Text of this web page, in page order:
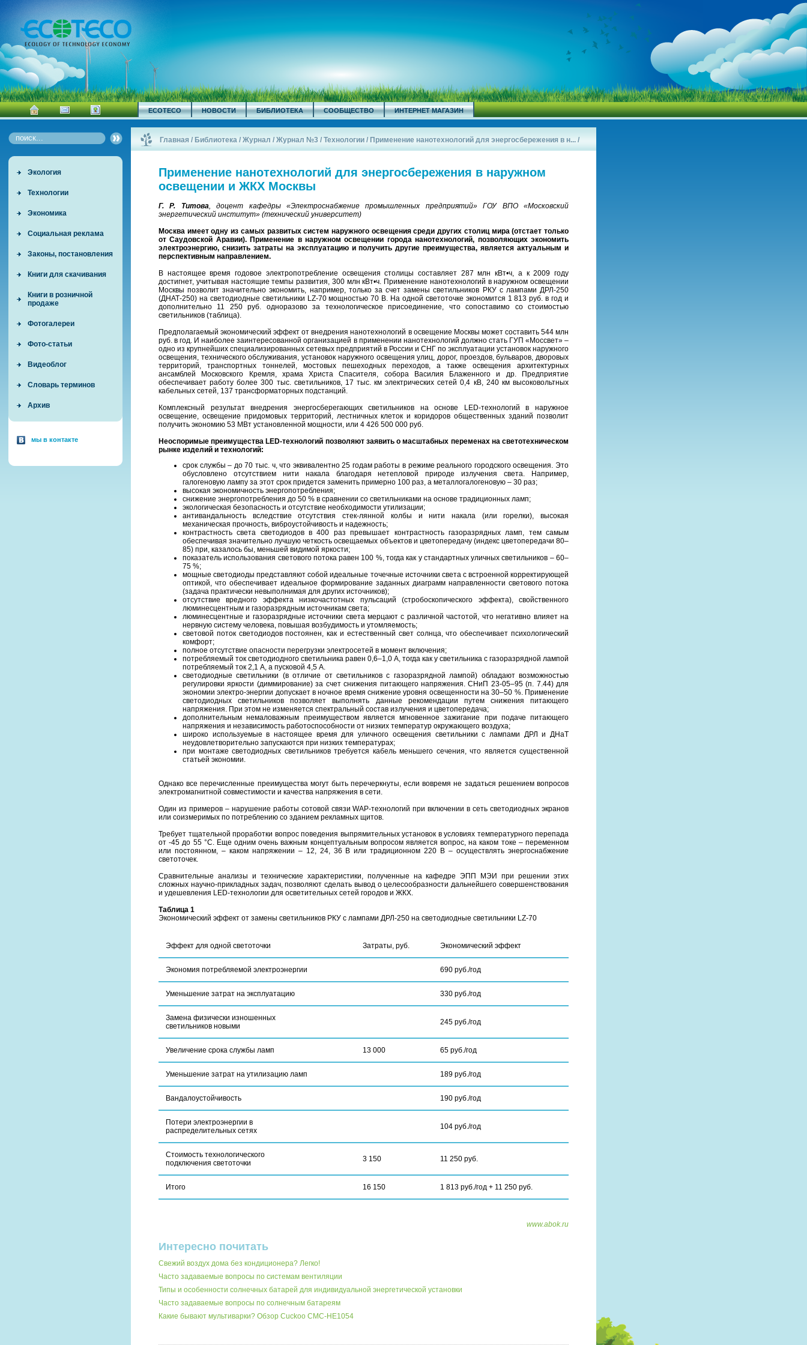
ECOTECO НОВОСТИ БИБЛИОТЕКА СООБЩЕСТВО ИНТЕРНЕТ МАГАЗИН
Экология
Технологии
Экономика
Социальная реклама
Законы, постановления
Книги для скачивания
Книги в розничной
продаже
Фотогалереи
Фото-статьи
Видеоблог
Словарь терминов
Архив
мы в контакте
Главная / Библиотека /Журнал /Журнал №3 /Технологии / Применение нанотехнологий для энергосбережения в н... /
Применение нанотехнологий для энергосбережения в наружном
освещении и ЖКХ Москвы
Г. Р. Титова , доцент кафедры «Электроснабжение промышленных предприятий» ГОУ ВПО «Московский
энергетический институт» (технический университет)
Москва имеет одну из самых развитых систем наружного освещения среди других столиц мира (отстает только
от Саудовской Аравии). Применение в наружном освещении города нанотехнологий, позволяющих экономить
электроэнергию, снизить затраты на эксплуатацию и получить другие преимущества, является актуальным и
перспективным направлением.
В настоящее время годовое электропотребление освещения столицы составляет 287 млн кВт•ч, а к 2009 году
достигнет, учитывая настоящие темпы развития, 300 млн кВт•ч. Применение нанотехнологий в наружном освещении
Москвы позволит значительно экономить, например, только за счет замены светильников РКУ с лампами ДРЛ-250
(ДНАТ-250) на светодиодные светильники LZ-70 мощностью 70 В. На одной светоточке экономится 1 813 руб. в год и
дополнительно 11 250 руб. одноразово за технологическое присоединение, что сопоставимо со стоимостью
светильников (таблица).
Предполагаемый экономический эффект от внедрения нанотехнологий в освещение Москвы может составить 544 млн
руб. в год. И наиболее заинтересованной организацией в применении нанотехнологий должно стать ГУП «Моссвет» –
одно из крупнейших специализированных сетевых предприятий в России и СНГ по эксплуатации установок наружного
освещения, технического обслуживания, установок наружного освещения улиц, дорог, проездов, бульваров, дворовых
территорий, транспортных тоннелей, мостовых пешеходных переходов, а также освещения архитектурных
ансамблей Московского Кремля, храма Христа Спасителя, собора Василия Блаженного и др. Предприятие
обеспечивает работу более 300 тыс. светильников, 17 тыс. км электрических сетей 0,4 кВ, 240 км высоковольтных
кабельных сетей, 137 трансформаторных подстанций.
Комплексный результат внедрения энергосберегающих светильников на основе LED-технологий в наружное
освещение, освещение придомовых территорий, лестничных клеток и коридоров общественных зданий позволит
получить экономию 53 МВт установленной мощности, или 4 426 500 000 руб.
Неоспоримые преимущества LED-технологий позволяют заявить о масштабных переменах на светотехническом
рынке изделий и технологий:
срок службы – до 70 тыс. ч, что эквивалентно 25 годам работы в режиме реального городского освещения. Это
обусловлено отсутствием нити накала благодаря нетепловой природе излучения света. Например,
галогеновую лампу за этот срок придется заменить примерно 100 раз, а металлогалогеновую – 30 раз;
высокая экономичность энергопотребления;
снижение энергопотребления до 50 % в сравнении со светильниками на основе традиционных ламп;
экологическая безопасность и отсутствие необходимости утилизации;
антивандальность вследствие отсутствия стек-лянной колбы и нити накала (или горелки), высокая
механическая прочность, виброустойчивость и надежность;
контрастность света светодиодов в 400 раз превышает контрастность газоразрядных ламп, тем самым
обеспечивая значительно лучшую четкость освещаемых объектов и цветопередачу (индекс цветопередачи 80–
85) при, казалось бы, меньшей видимой яркости;
показатель использования светового потока равен 100 %, тогда как у стандартных уличных светильников – 60–
75 %;
мощные светодиоды представляют собой идеальные точечные источники света с встроенной корректирующей
оптикой, что обеспечивает идеальное формирование заданных диаграмм направленности светового потока
(задача практически невыполнимая для других источников);
отсутствие вредного эффекта низкочастотных пульсаций (стробоскопического эффекта), свойственного
люминесцентным и газоразрядным источникам света;
люминесцентные и газоразрядные источники света мерцают с различной частотой, что негативно влияет на
нервную систему человека, повышая возбудимость и утомляемость;
световой поток светодиодов постоянен, как и естественный свет солнца, что обеспечивает психологический
комфорт;
полное отсутствие опасности перегрузки электросетей в момент включения;
потребляемый ток светодиодного светильника равен 0,6–1,0 А, тогда как у светильника с газоразрядной лампой
потребляемый ток 2,1 А, а пусковой 4,5 А.
светодиодные светильники (в отличие от светильников с газоразрядной лампой) обладают возможностью
регулировки яркости (диммирование) за счет снижения питающего напряжения. СНиП 23-05–95 (п. 7.44) для
экономии электро-энергии допускает в ночное время снижение уровня освещенности на 30–50 %. Применение
светодиодных светильников позволяет выполнять данные рекомендации путем снижения питающего
напряжения. При этом не изменяется спектральный состав излучения и цветопередача;
дополнительным немаловажным преимуществом является мгновенное зажигание при подаче питающего
напряжения и независимость работоспособности от низких температур окружающего воздуха;
широко используемые в настоящее время для уличного освещения светильники с лампами ДРЛ и ДНаТ
неудовлетворительно запускаются при низких температурах;
при монтаже светодиодных светильников требуется кабель меньшего сечения, что является существенной
статьей экономии.
Однако все перечисленные преимущества могут быть перечеркнуты, если вовремя не задаться решением вопросов
электромагнитной совместимости и качества напряжения в сети.
Один из примеров – нарушение работы сотовой связи WAP-технологий при включении в сеть светодиодных экранов
или соизмеримых по потреблению со зданием рекламных щитов.
Требует тщательной проработки вопрос поведения выпрямительных установок в условиях температурного перепада
от -45 до 55 °С. Еще одним очень важным концептуальным вопросом является вопрос, на каком токе – переменном
или постоянном, – каком напряжении – 12, 24, 36 В или традиционном 220 В – осуществлять энергоснабжение
светоточек.
Сравнительные анализы и технические характеристики, полученные на кафедре ЭПП МЭИ при решении этих
сложных научно-прикладных задач, позволяют сделать вывод о целесообразности дальнейшего совершенствования
и удешевления LED-технологии для осветительных сетей городов и ЖКХ.
Таблица 1
Экономический эффект от замены светильников РКУ с лампами ДРЛ-250 на светодиодные светильники LZ-70
Эффект для одной светоточки Затраты, руб. Экономический эффект
Экономия потребляемой электроэнергии 690 руб./год
Уменьшение затрат на эксплуатацию 330 руб./год
Замена физически изношенных
светильников новыми
245 руб./год
Увеличение срока службы ламп 13 000 65 руб./год
Уменьшение затрат на утилизацию ламп 189 руб./год
Вандалоустойчивость 190 руб./год
Потери электроэнергии в
распределительных сетях
104 руб./год
Стоимость технологического
подключения светоточки
3 150 11 250 руб.
Итого 16 150 1 813 руб./год + 11 250 руб.
www.abok.ru
Интересно почитать
Свежий воздух дома без кондиционера? Легко!
Часто задаваемые вопросы по системам вентиляции
Типы и особенности солнечных батарей для индивидуальной энергетической установки
Часто задаваемые вопросы по солнечным батареям
Какие бывают мультиварки? Обзор Cuckoo CMC-HE1054